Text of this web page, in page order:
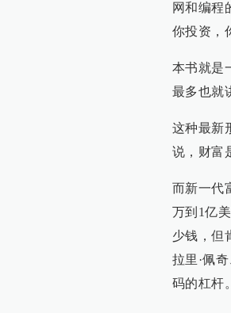
网和编程
你投资，
本书就是
最多也就
这种最新
说，财富
而新一代
万到1亿
少钱，但
拉里·佩
码的杠杆。